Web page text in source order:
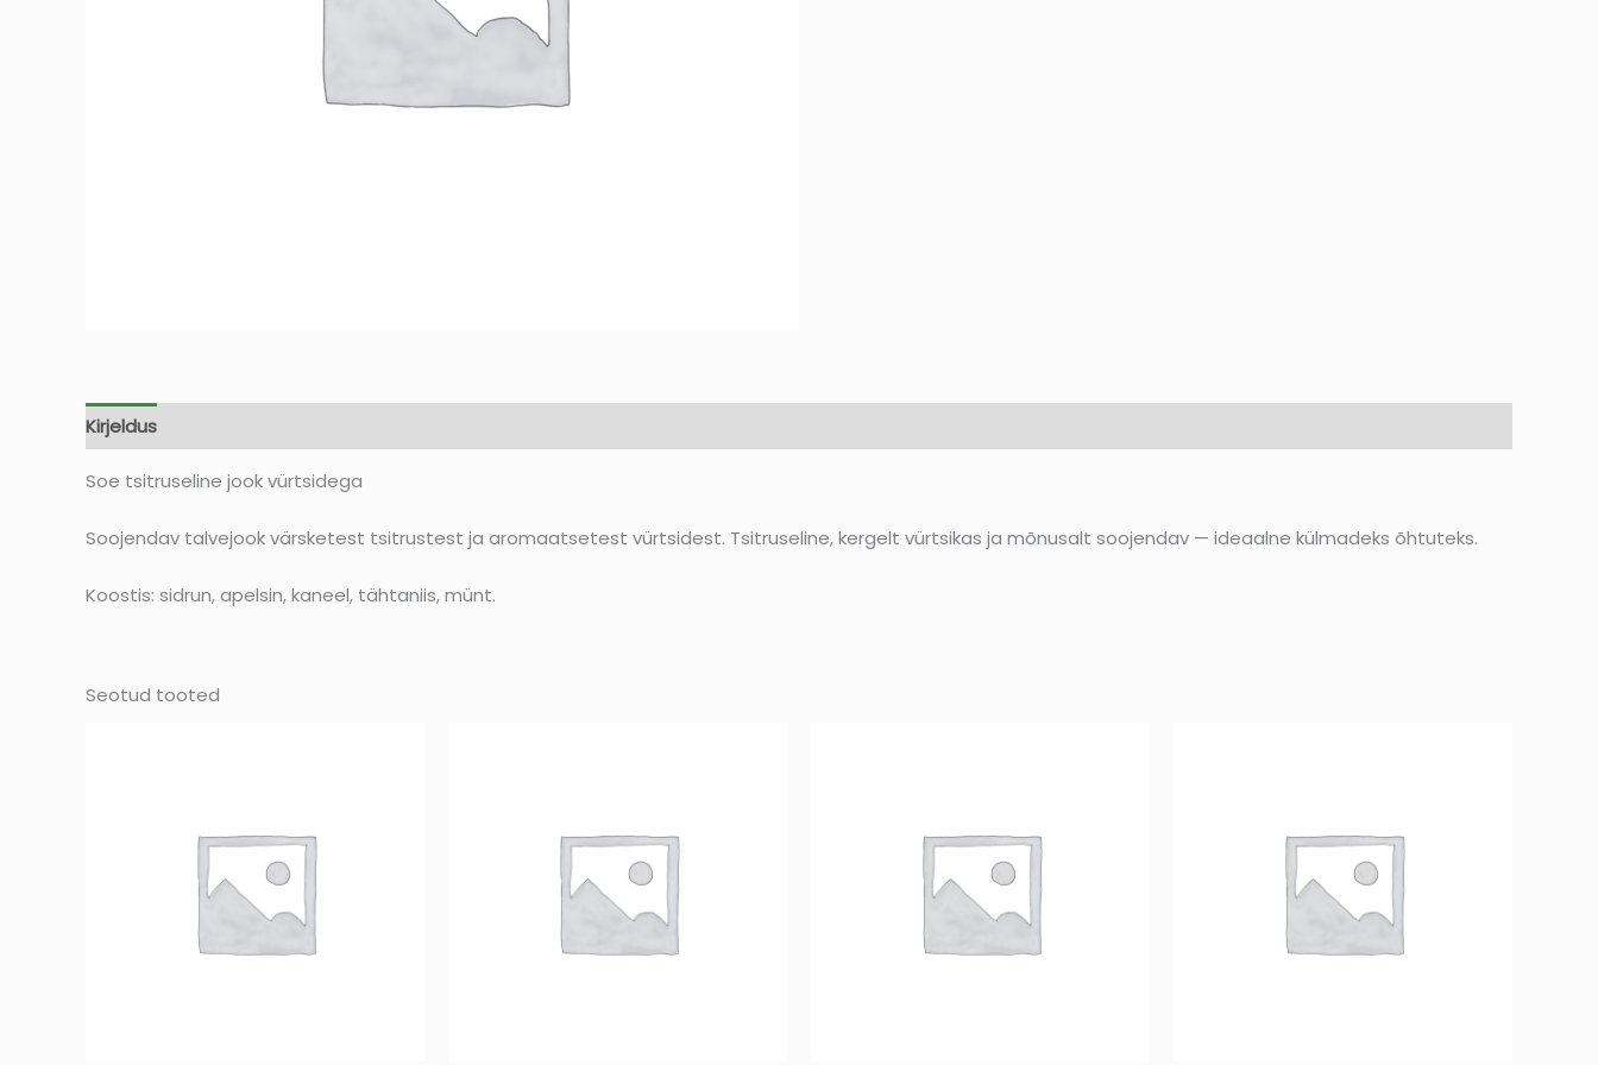
Kirjeldus
Soe tsitruseline jook vürtsidega
Soojendav talvejook värsketest tsitrustest ja aromaatsetest vürtsidest. Tsitruseline, kergelt vürtsikas ja mõnusalt soojendav — ideaalne külmadeks õhtuteks.
Koostis: sidrun, apelsin, kaneel, tähtaniis, münt.
Seotud tooted